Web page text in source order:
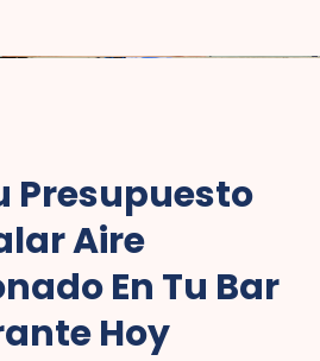
Presupuesto
Aire
En Tu Bar
Hoy